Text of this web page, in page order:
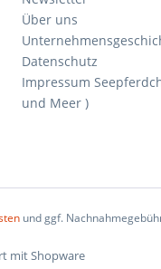
Über uns
Datenschutz
Impressum
und Meer )
und ggf.
mit Shopware